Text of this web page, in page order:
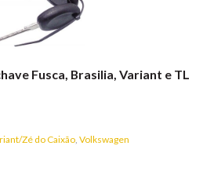
Fusca, Brasilia, Variant e TL
Zé do Caixão, Volkswagen